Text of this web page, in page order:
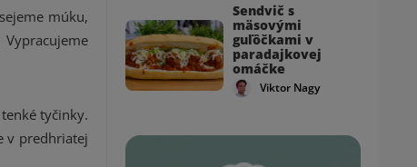
múku,
tyčinky.
v predhriatej
Sendvič s
mäsovými
guľôčkami v
paradajkovej
omáčke
Viktor Nagy